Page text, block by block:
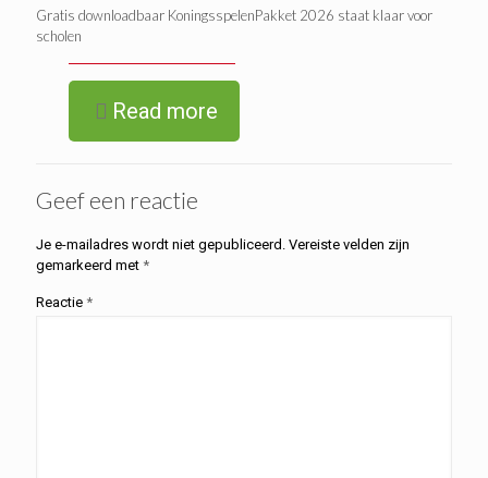
Gratis downloadbaar KoningsspelenPakket 2026 staat klaar voor
scholen
Read more
Geef een reactie
Je e-mailadres wordt niet gepubliceerd. Vereiste velden zijn
gemarkeerd met *
Reactie *